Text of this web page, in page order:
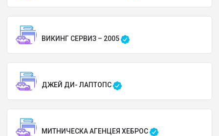
ВИКИНГ СЕРВИЗ – 2005
ДЖЕЙ ДИ- ЛАПТОПС
МИТНИЧЕСКА АГЕНЦЕЯ ХЕБРОС